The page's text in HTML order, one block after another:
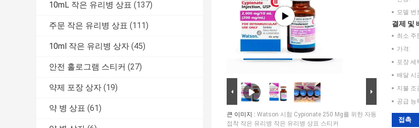
10mL 작은 유리병 상표 (137)
주문 작은 유리병 상표 (111)
10ml 작은 유리병 상자 (45)
안전 홀로그램 스티커 (27)
약제 포장 상자 (19)
약 병 상표 (61)
큰 이미지 : Watson 시험 Cypionate 250 Mg를 위한 자동
접착 작은 유리병 작은 유리병 상표 스티커
모델 번
결제 및
최소 주
가격:
포장 세
배달 시
지불 조
공급 능
접촉